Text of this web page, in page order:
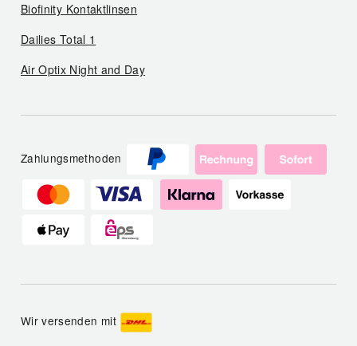
Biofinity Kontaktlinsen
Dailies Total 1
Air Optix Night and Day
Zahlungsmethoden
Wir versenden mit